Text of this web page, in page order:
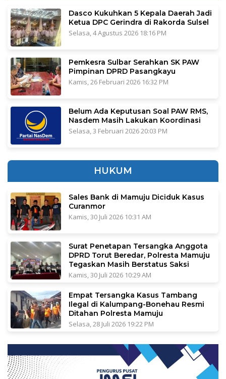
Dasco Kukuhkan 5 Kepala Daerah Jadi
Ketua DPC Gerindra di Rakorda Sulsel
Selasa, 4 Agustus 2026 18:16 PM
Pemkesra Sulbar Serahkan SK PAW
Pimpinan DPRD Pasangkayu
Kamis, 26 Februari 2026 16:32 PM
Belum Ada Keputusan Soal PAW RMS,
Nasdem Masih Lakukan Koordinasi
Selasa, 3 Februari 2026 20:03 PM
HUKUM
Sales Bank di Mamuju Diciduk Kasus
Curanmor
Kamis, 30 Juli 2026 10:31 AM
Surat Penetapan Tersangka Anggota
DPRD Torut Beredar, Polresta Mamuju
Tegaskan Masih Berstatus Saksi
Kamis, 30 Juli 2026 10:29 AM
Empat Tersangka Kasus Tambang
Ilegal di Kalumpang-Bonehau Resmi
Ditahan Polresta Mamuju
Selasa, 28 Juli 2026 19:22 PM